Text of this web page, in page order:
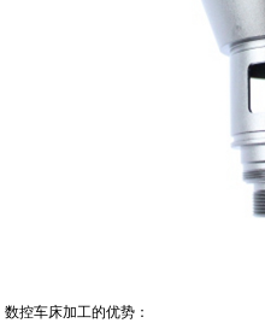
数控车床加工的优势：